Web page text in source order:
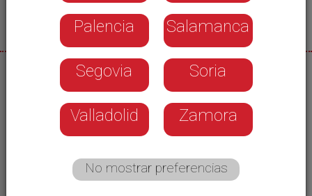
21/05/2026
El brusco cambio de temperaturas está dejando
consecuencias en distintos sectores. Aunque la
AEMET no habla todavía de ola de calor, sí alerta
de un episodio cálido que podría dejar máximas
de hasta 38 grados en la provincia. Hace apenas
Palencia Salamanca
Segovia Soria
Valladolid Zamora
No mostrar preferencias